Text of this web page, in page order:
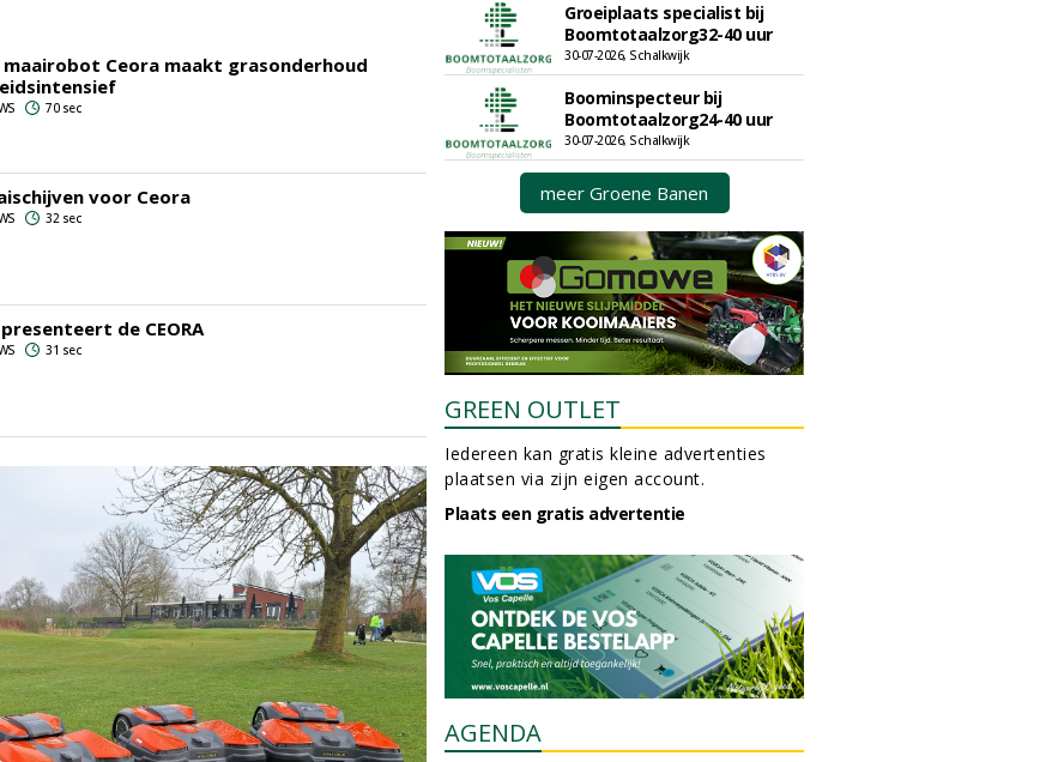
maairobot Ceora maakt grasonderhoud
70 sec
voor Ceora
32 sec
de CEORA
31 sec
Groeiplaats specialist bij
Boomtotaalzorg32-40 uur
30-07-2026, Schalkwijk
Boominspecteur bij
Boomtotaalzorg24-40 uur
30-07-2026, Schalkwijk
meer Groene Banen
GREEN OUTLET
Iedereen kan gratis kleine advertenties
plaatsen via zijn eigen account.
Plaats een gratis advertentie
AGENDA